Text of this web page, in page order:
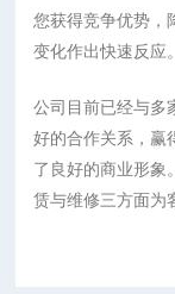
您获得竞争优势，
变化作出快速反应。
公司目前已经与多
好的合作关系，赢
了良好的商业形象
赁与维修三方面为